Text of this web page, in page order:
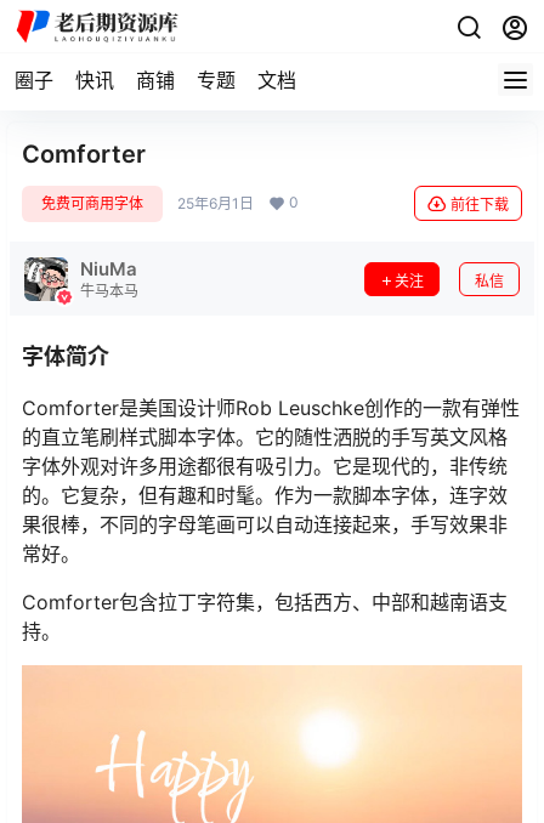
圈子 快讯 商铺 专题 文档
Comforter
免费可商用字体 25年6月1日 0 前往下载
NiuMa
牛马本马
关注 私信
字体简介
Comforter是美国设计师Rob Leuschke创作的一款有弹性
的直立笔刷样式脚本字体。它的随性洒脱的手写英文风格
字体外观对许多用途都很有吸引力。它是现代的，非传统
的。它复杂，但有趣和时髦。作为一款脚本字体，连字效
果很棒，不同的字母笔画可以自动连接起来，手写效果非
常好。
Comforter包含拉丁字符集，包括西方、中部和越南语支
持。